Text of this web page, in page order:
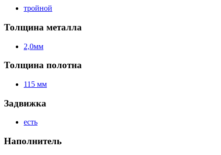
тройной
Толщина металла
2,0мм
Толщина полотна
115 мм
Задвижка
есть
Наполнитель